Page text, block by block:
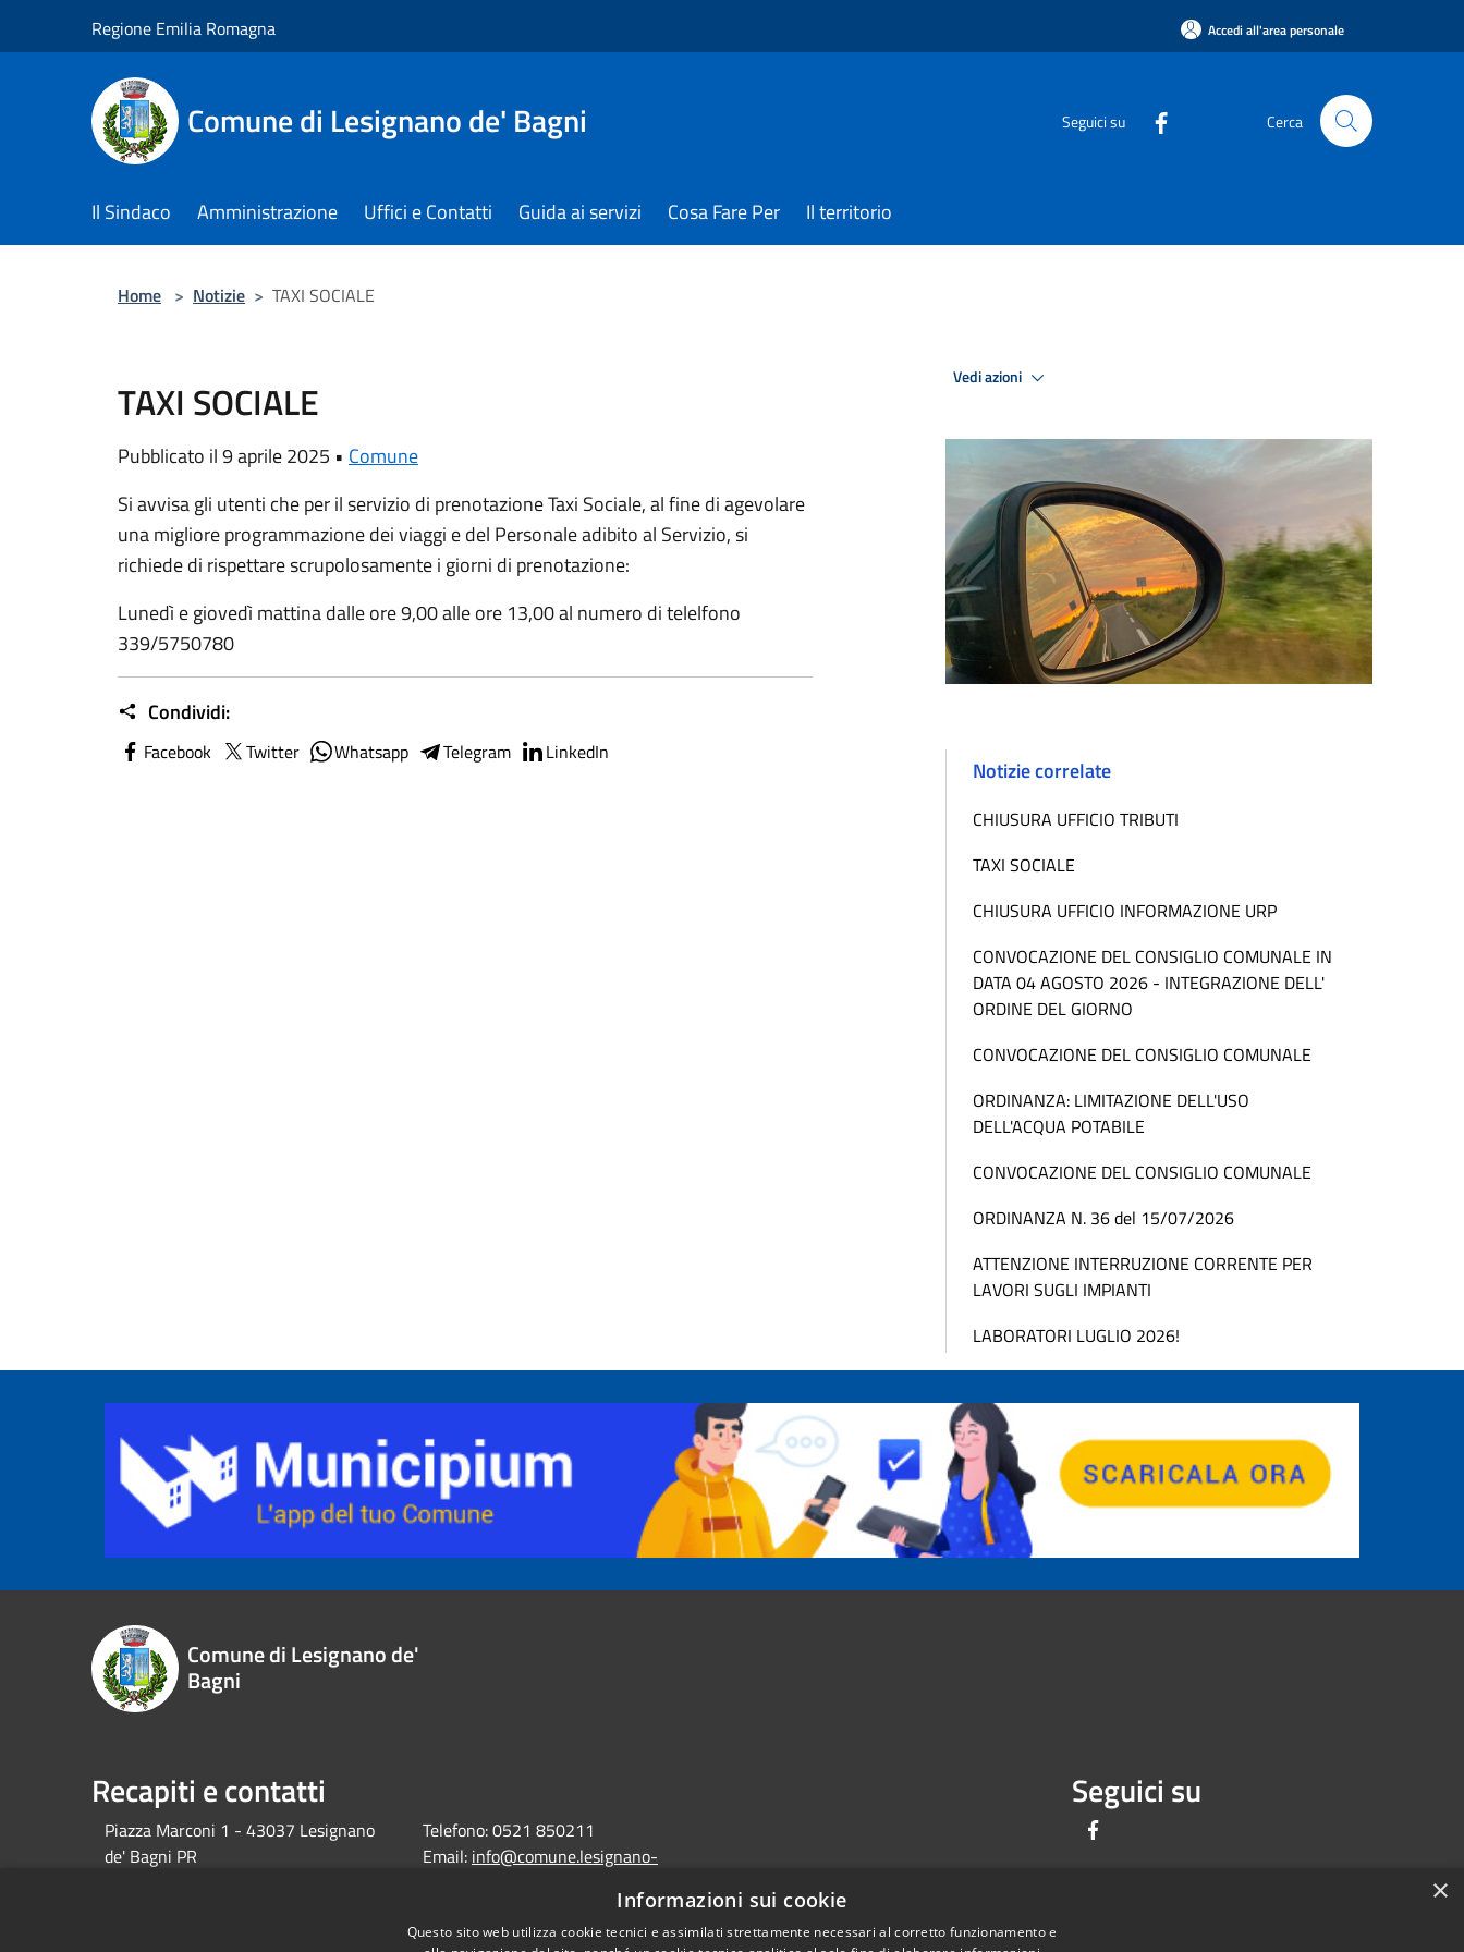
Regione Emilia Romagna Accedi all'area personale
Comune di Lesignano de' Bagni Seguici su Cerca
Il Sindaco Amministrazione Uffici e Contatti Guida ai servizi Cosa Fare Per Il territorio
Home > Notizie > TAXI SOCIALE
TAXI SOCIALE
Pubblicato il 9 aprile 2025 • Comune
Si avvisa gli utenti che per il servizio di prenotazione Taxi Sociale, al fine di agevolare
una migliore programmazione dei viaggi e del Personale adibito al Servizio, si
richiede di rispettare scrupolosamente i giorni di prenotazione:
Lunedì e giovedì mattina dalle ore 9,00 alle ore 13,00 al numero di telelfono
339/5750780
Condividi:
Facebook Twitter Whatsapp Telegram LinkedIn
Vedi azioni
Notizie correlate
CHIUSURA UFFICIO TRIBUTI
TAXI SOCIALE
CHIUSURA UFFICIO INFORMAZIONE URP
CONVOCAZIONE DEL CONSIGLIO COMUNALE IN
DATA 04 AGOSTO 2026 - INTEGRAZIONE DELL'
ORDINE DEL GIORNO
CONVOCAZIONE DEL CONSIGLIO COMUNALE
ORDINANZA: LIMITAZIONE DELL'USO
DELL'ACQUA POTABILE
CONVOCAZIONE DEL CONSIGLIO COMUNALE
ORDINANZA N. 36 del 15/07/2026
ATTENZIONE INTERRUZIONE CORRENTE PER
LAVORI SUGLI IMPIANTI
LABORATORI LUGLIO 2026!
Comune di Lesignano de'
Bagni
Recapiti e contatti
Piazza Marconi 1 - 43037 Lesignano
de' Bagni PR
Telefono:0521 850211
Email: info@comune.lesignano-
protocollo@postacert.comune.lesignano-
Seguici su
×
Informazioni sui cookie
Questo sito web utilizza cookie tecnici e assimilati strettamente necessari al corretto funzionamento e